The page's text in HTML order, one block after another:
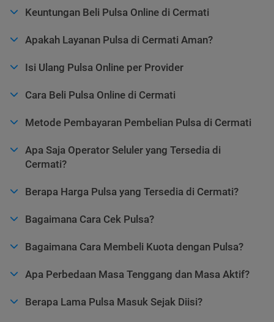
Keuntungan Beli Pulsa Online di Cermati
Apakah Layanan Pulsa di Cermati Aman?
Isi Ulang Pulsa Online per Provider
Cara Beli Pulsa Online di Cermati
Metode Pembayaran Pembelian Pulsa di Cermati
Apa Saja Operator Seluler yang Tersedia di
Cermati?
Berapa Harga Pulsa yang Tersedia di Cermati?
Bagaimana Cara Cek Pulsa?
Bagaimana Cara Membeli Kuota dengan Pulsa?
Apa Perbedaan Masa Tenggang dan Masa Aktif?
Berapa Lama Pulsa Masuk Sejak Diisi?